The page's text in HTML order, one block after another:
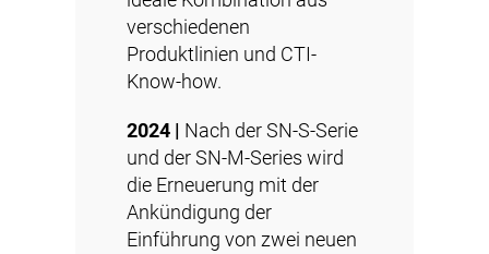
verschiedenen
Produktlinien und CTI-
Know-how.
2024 | Nach der SN-S-Serie
und der SN-M-Series wird
die Erneuerung mit der
Ankündigung der
Einführung von zwei neuen